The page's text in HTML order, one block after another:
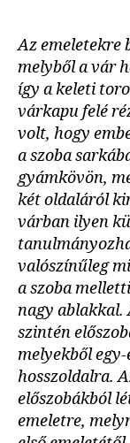
Az emeletekre
melyből a vár
így a keleti
várkapu felé
volt, hogy
a szoba
gyámkövön,
két oldaláról
várban ilyen
valószínűleg
a szoba
nagy ablakkal.
szintén
melyekből
hosszoldalra.
előszobákból
emeletre,